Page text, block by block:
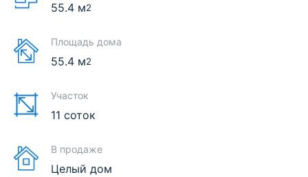
55.4 м2
Площадь дома
55.4 м2
Участок
11 соток
В продаже
Целый дом